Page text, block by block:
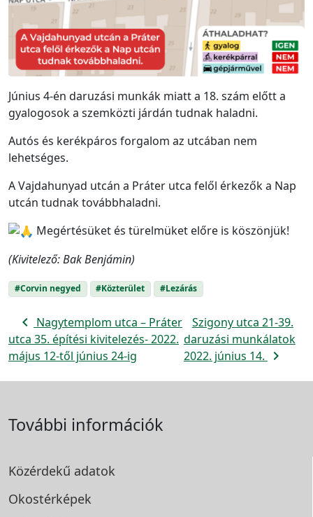
Június 4-én daruzási munkák miatt a 18. szám előtt a
gyalogosok a szemközti járdán tudnak haladni.
Autós és kerékpáros forgalom az utcában nem
lehetséges.
A Vajdahunyad utcán a Práter utca felől érkezők a Nap
utcán tudnak továbbhaladni.
Megértésüket és türelmüket előre is köszönjük!
(Kivitelező: Bak Benjámin)
#Corvin negyed #Közterület #Lezárás
navigate_before Nagytemplom utca – Práter
utca 35. építési kivitelezés- 2022.
május 12-től június 24-ig
Szigony utca 21-39.
daruzási munkálatok
2022. június 14. navigate_next
További információk
Közérdekű adatok
Okostérképek